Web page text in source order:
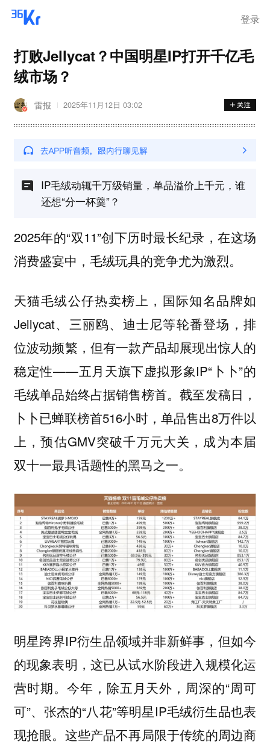
登录
打败Jellycat？中国明星IP打开千亿毛
绒市场？
雷报 2025年11月12日 03:02
IP毛绒动辄千万级销量，单品溢价上千元，谁
还想“分一杯羹”？
2025年的“双11”创下历时最长纪录，在这场
消费盛宴中，毛绒玩具的竞争尤为激烈。
天猫毛绒公仔热卖榜上，国际知名品牌如
Jellycat、三丽鸥、迪士尼等轮番登场，排
位波动频繁，但有一款产品却展现出惊人的
稳定性——五月天旗下虚拟形象IP“卜卜”的
毛绒单品始终占据销售榜首。截至发稿日，
卜卜已蝉联榜首516小时，单品售出8万件以
上，预估GMV突破千万元大关，成为本届
双十一最具话题性的黑马之一。
明星跨界IP衍生品领域并非新鲜事，但如今
的现象表明，这已从试水阶段进入规模化运
营时期。今年，除五月天外，周深的“周可
可”、张杰的“八花”等明星IP毛绒衍生品也表
现抢眼。这些产品不再局限于传统的周边商